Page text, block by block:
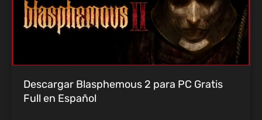
Descargar Blasphemous 2 para PC Gratis
Full en Español